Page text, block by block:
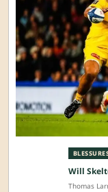
Will
Thomas